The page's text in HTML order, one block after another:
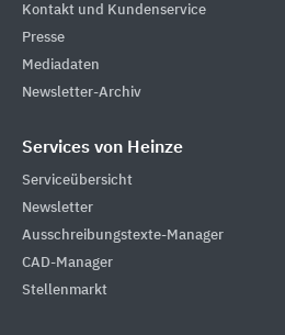
Kontakt und Kundenservice
Presse
Mediadaten
Newsletter-Archiv
Services von Heinze
Serviceübersicht
Newsletter
Ausschreibungstexte-Manager
CAD-Manager
Stellenmarkt